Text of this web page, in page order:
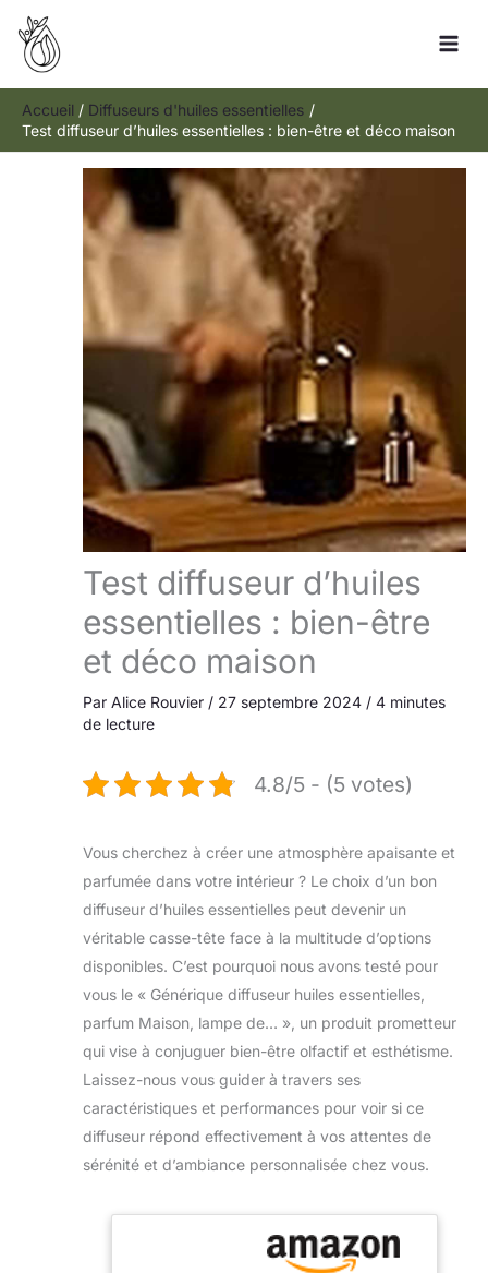
Aller
contenu
Accueil
Diffuseurs d'huiles essentielles
Test diffuseur d’huiles essentielles : bien-être et déco maison
Test diffuseur d’huiles
essentielles : bien-être
et déco maison
Par Alice Rouvier / 27 septembre 2024 / 4 minutes
de lecture
4.8/5 - (5 votes)
Vous cherchez à créer une atmosphère apaisante et
parfumée dans votre intérieur ? Le choix d’un bon
diffuseur d’huiles essentielles peut devenir un
véritable casse-tête face à la multitude d’options
disponibles. C’est pourquoi nous avons testé pour
vous le « Générique diffuseur huiles essentielles,
parfum Maison, lampe de… », un produit prometteur
qui vise à conjuguer bien-être olfactif et esthétisme.
Laissez-nous vous guider à travers ses
caractéristiques et performances pour voir si ce
diffuseur répond effectivement à vos attentes de
sérénité et d’ambiance personnalisée chez vous.
Rechercher